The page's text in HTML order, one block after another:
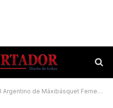
de Máxibásquet Femenino